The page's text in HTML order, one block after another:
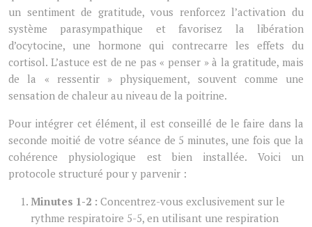
un sentiment de gratitude, vous renforcez l’activation du
système parasympathique et favorisez la libération
d’ocytocine, une hormone qui contrecarre les effets du
cortisol. L’astuce est de ne pas « penser » à la gratitude, mais
de la « ressentir » physiquement, souvent comme une
sensation de chaleur au niveau de la poitrine.
Pour intégrer cet élément, il est conseillé de le faire dans la
seconde moitié de votre séance de 5 minutes, une fois que la
cohérence physiologique est bien installée. Voici un
protocole structuré pour y parvenir :
Minutes 1-2 : Concentrez-vous exclusivement sur le
rythme respiratoire 5-5, en utilisant une respiration